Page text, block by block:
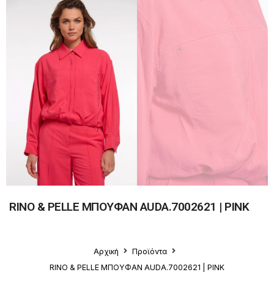
RINO & PELLE ΜΠΟΥΦΑΝ AUDA.7002621 | PINK
Αρχική
Προϊόντα
RINO & PELLE ΜΠΟΥΦΑΝ AUDA.7002621 | PINK